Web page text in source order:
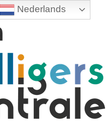
Nederlands